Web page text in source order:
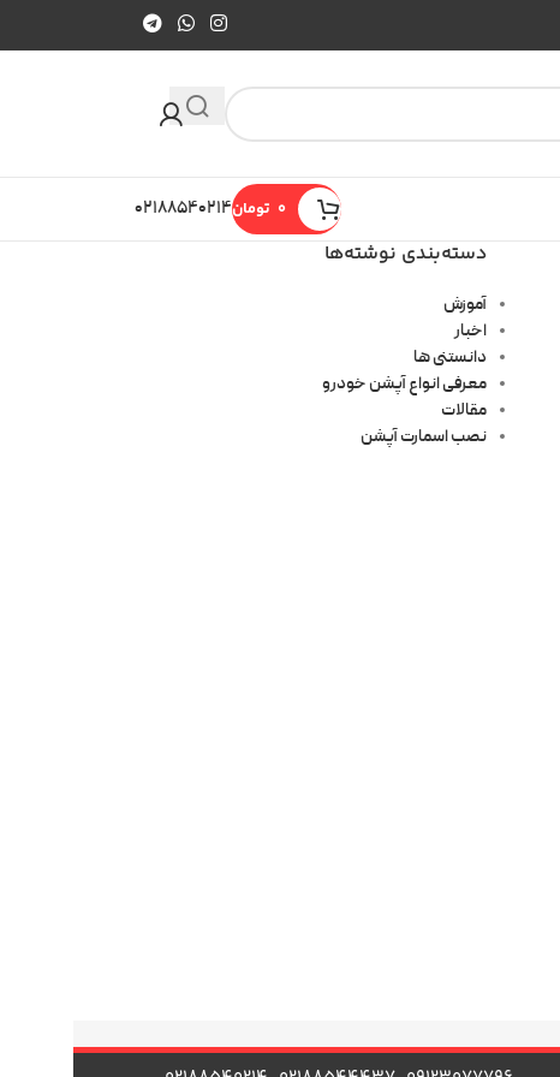
تومان۰۲۱۸۸۵۴۰۲۱۴
دسته‌بندی نوشته‌ها
آموزش
اخبار
دانستنی ها
معرفی انواع آپشن خودرو
مقالات
نصب اسمارت آپشن